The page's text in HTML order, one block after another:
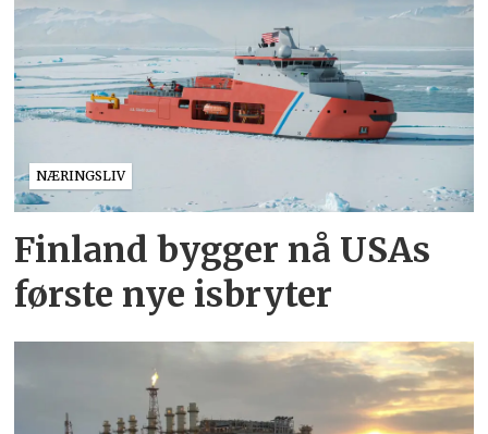
NÆRINGSLIV
Finland bygger nå USAs
første nye isbryter